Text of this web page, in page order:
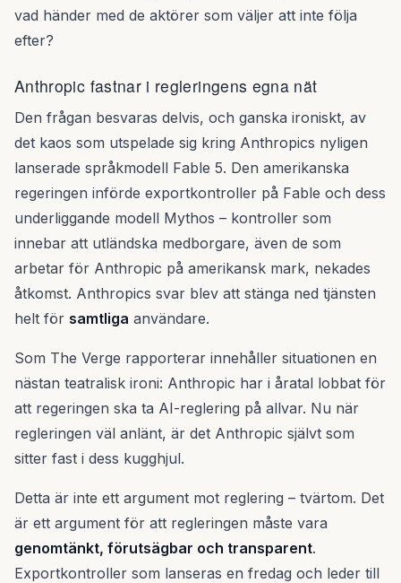
vad händer med de aktörer som väljer att inte följa
efter?
Anthropic fastnar i regleringens egna nät
Den frågan besvaras delvis, och ganska ironiskt, av
det kaos som utspelade sig kring Anthropics nyligen
lanserade språkmodell Fable 5. Den amerikanska
regeringen införde exportkontroller på Fable och dess
underliggande modell Mythos – kontroller som
innebar att utländska medborgare, även de som
arbetar för Anthropic på amerikansk mark, nekades
åtkomst. Anthropics svar blev att stänga ned tjänsten
helt för samtliga användare.
Som The Verge rapporterar innehåller situationen en
nästan teatralisk ironi: Anthropic har i åratal lobbat för
att regeringen ska ta AI-reglering på allvar. Nu när
regleringen väl anlänt, är det Anthropic självt som
sitter fast i dess kugghjul.
Detta är inte ett argument mot reglering – tvärtom. Det
är ett argument för att regleringen måste vara
genomtänkt, förutsägbar och transparent.
Exportkontroller som lanseras en fredag och leder till